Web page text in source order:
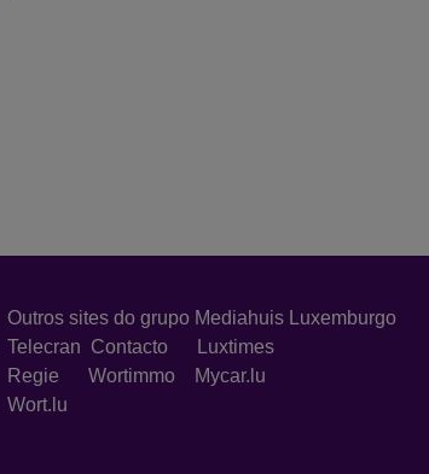
Outros sites do grupo Mediahuis Luxemburgo
Telecran Contacto
Luxtimes
Regie Wortimmo
Mycar.lu
Wort.lu